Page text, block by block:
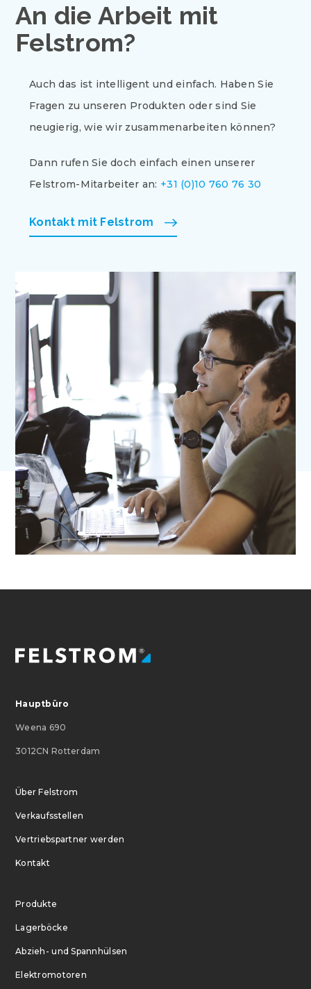
An die Arbeit mit
Felstrom?
Auch das ist intelligent und einfach. Haben Sie
Fragen zu unseren Produkten oder sind Sie
neugierig, wie wir zusammenarbeiten können?
Dann rufen Sie doch einfach einen unserer
Felstrom-Mitarbeiter an: +31 (0)10 760 76 30
Kontakt mit Felstrom
Hauptbüro
Weena 690
3012CN Rotterdam
Über Felstrom
Verkaufsstellen
Vertriebspartner werden
Kontakt
Produkte
Lagerböcke
Abzieh- und Spannhülsen
Elektromotoren